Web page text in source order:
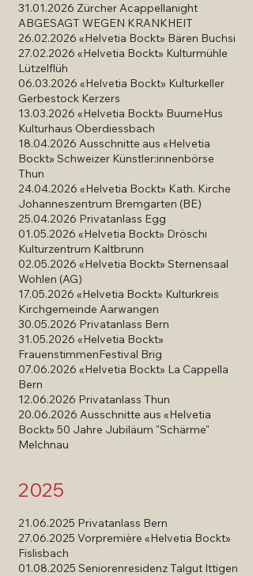
31.01.2026 Zürcher Acappellanight
ABGESAGT WEGEN KRANKHEIT
26.02.2026 «Helvetia Bockt» Bären Buchsi
27.02.2026 «Helvetia Bockt» Kulturmühle
Lützelflüh
06.03.2026 «Helvetia Bockt» Kulturkeller
Gerbestock Kerzers
13.03.2026 «Helvetia Bockt» BuumeHus
Kulturhaus Oberdiessbach
18.04.2026 Ausschnitte aus «Helvetia
Bockt» Schweizer Künstler:innenbörse
Thun
24.04.2026 «Helvetia Bockt» Kath. Kirche
Johanneszentrum Bremgarten (BE)
25.04.2026 Privatanlass Egg
01.05.2026 «Helvetia Bockt» Dröschi
Kulturzentrum Kaltbrunn
02.05.2026 «Helvetia Bockt» Sternensaal
Wohlen (AG)
17.05.2026 «Helvetia Bockt» Kulturkreis
Kirchgemeinde Aarwangen
30.05.2026 Privatanlass Bern
31.05.2026 «Helvetia Bockt»
FrauenstimmenFestival Brig
07.06.2026 «Helvetia Bockt» La Cappella
Bern
12.06.2026 Privatanlass Thun
20.06.2026 Ausschnitte aus «Helvetia
Bockt» 50 Jahre Jubiläum "Schärme"
Melchnau
2025
21.06.2025 Privatanlass Bern
27.06.2025 Vorpremière «Helvetia Bockt»
Fislisbach
01.08.2025 Seniorenresidenz Talgut Ittigen